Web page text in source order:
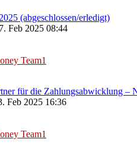
(abgeschlossen/erledigt)
Feb 2025 08:44
Team1
für die Zahlungsabwicklung –
Feb 2025 16:36
Team1